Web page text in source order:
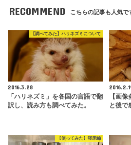
RECOMMEND こちらの記事も人気で
【調べてみた】ハリネズミについて
2016.3.28
「ハリネズミ」を各国の言語で翻
訳し、読み方も調べてみた。
【画
と後で
【使ってみた】寝床編